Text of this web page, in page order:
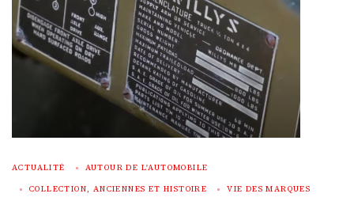
ACTUALITÉ AUTOUR DE L'AUTOMOBILE
COLLECTION, ANCIENNES ET HISTOIRE VIE DES MARQUES